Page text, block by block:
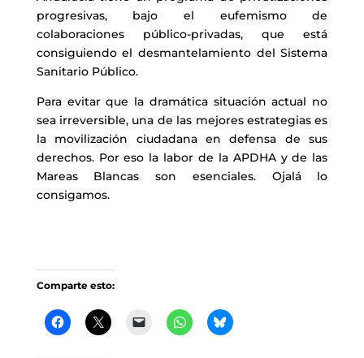
progresivas, bajo el eufemismo de
colaboraciones público-privadas, que está
consiguiendo el desmantelamiento del Sistema
Sanitario Público.
Para evitar que la dramática situación actual no
sea irreversible, una de las mejores estrategias es
la movilización ciudadana en defensa de sus
derechos. Por eso la labor de la APDHA y de las
Mareas Blancas son esenciales. Ojalá lo
consigamos.
Comparte esto: